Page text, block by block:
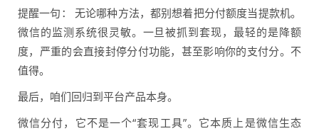
提醒一句： 无论哪种方法，都别想着把分付额度当提款机。
微信的监测系统很灵敏。一旦被抓到套现，最轻的是降额
度，严重的会直接封停分付功能，甚至影响你的支付分。不
值得。
最后，咱们回归到平台产品本身。
微信分付，它不是一个“套现工具”。它本质上是微信生态